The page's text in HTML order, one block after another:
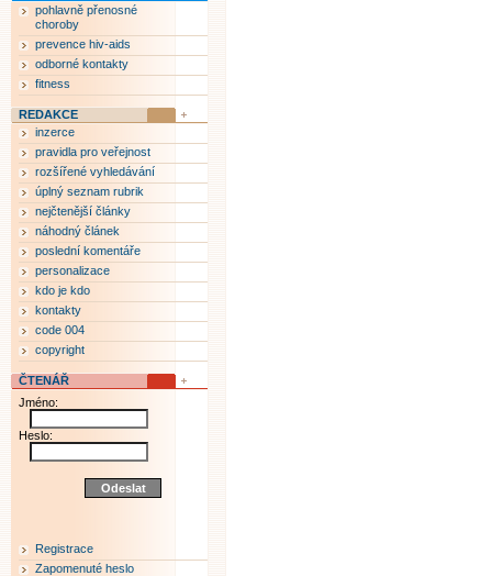
pohlavně přenosné
choroby
prevence hiv-aids
odborné kontakty
fitness
REDAKCE
inzerce
pravidla pro veřejnost
rozšířené vyhledávání
úplný seznam rubrik
nejčtenější články
náhodný článek
poslední komentáře
personalizace
kdo je kdo
kontakty
code 004
copyright
ČTENÁŘ
Jméno:
Heslo:
Registrace
Zapomenuté heslo